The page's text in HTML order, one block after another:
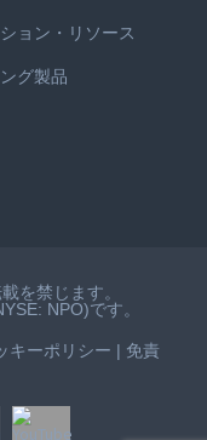
ョン・リソース
グ製品
を禁じます。
NPO)です。
キーポリシー | 免責